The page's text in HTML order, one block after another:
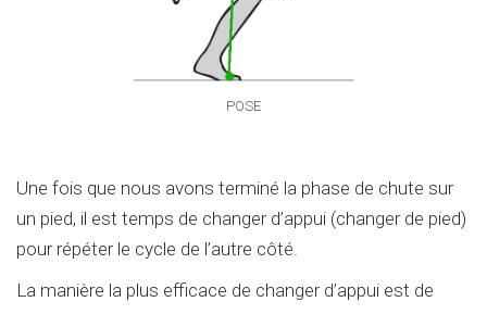
POSE
Une fois que nous avons terminé la phase de chute sur
un pied, il est temps de changer d’appui (changer de pied)
pour répéter le cycle de l’autre côté.
La manière la plus efficace de changer d’appui est de